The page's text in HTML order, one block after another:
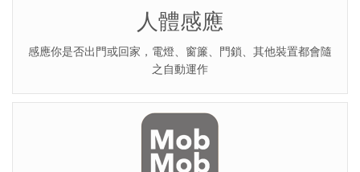
人體感應
感應你是否出門或回家，電燈、窗簾、門鎖、其他裝置都會隨
之自動運作